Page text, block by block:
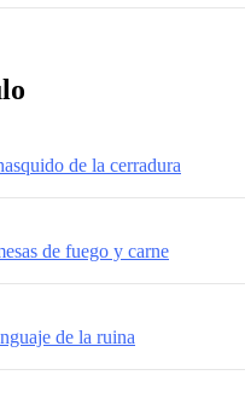
de la cerradura
de fuego y carne
de la ruina